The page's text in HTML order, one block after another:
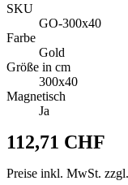
SKU
GO-300x40
Farbe
Gold
Größe in cm
300x40
Magnetisch
Ja
112,71 CHF
Preise inkl. MwSt. zzgl.